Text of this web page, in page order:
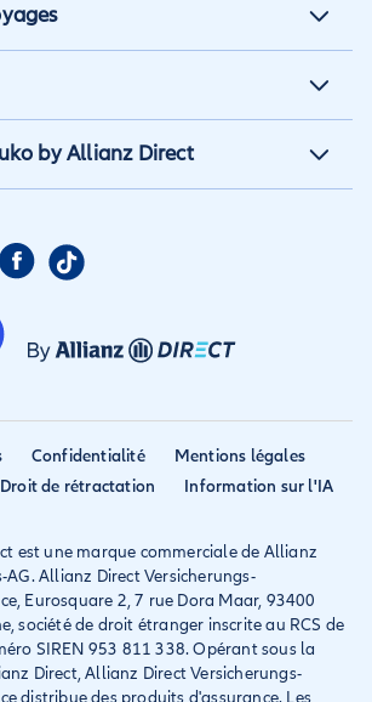
non
by Allianz Direct
et
Confidentialité
Mentions légales
Droit de rétractation Information sur l'IA
est une marque commerciale de Allianz
AG. Allianz Direct Versicherungs-
Eurosquare 2, 7 rue Dora Maar, 93400
société de droit étranger inscrite au RCS de
SIREN 953 811 338. Opérant sous la
Direct, Allianz Direct Versicherungs-
distribue des produits d'assurance. Les